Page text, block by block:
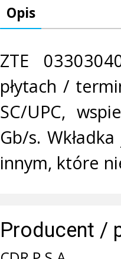
Opis
ZTE
płytach /
SC/UPC,
Gb/s.
innym, które
Producent /